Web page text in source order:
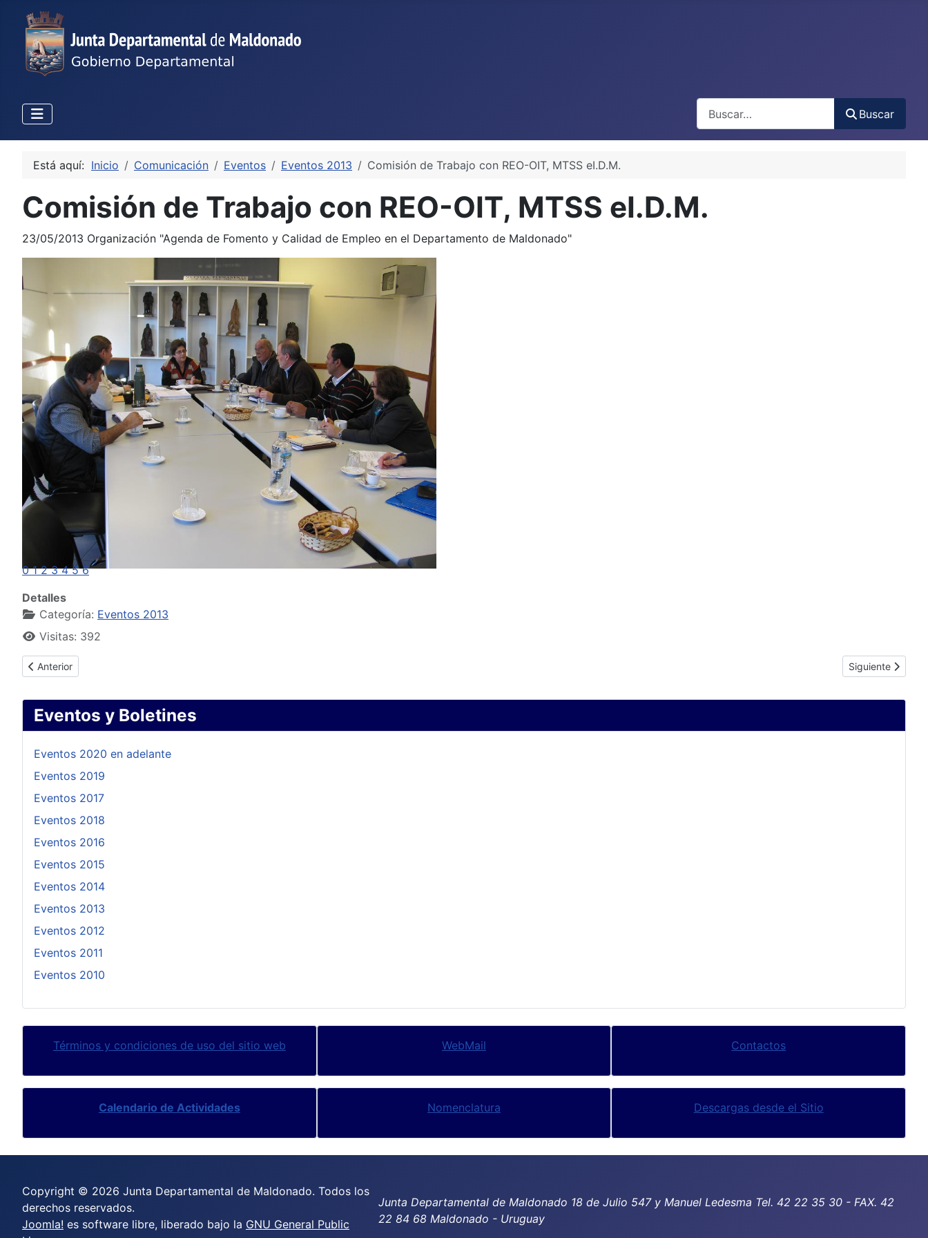
Buscar
Eventos y Boletines
Eventos 2020 en adelante
Eventos 2019
Eventos 2017
Eventos 2018
Eventos 2016
Eventos 2015
Eventos 2014
Eventos 2013
Eventos 2012
Eventos 2011
Eventos 2010
Está aquí: Inicio Comunicación Eventos Eventos 2013 Comisión de Trabajo con REO-OIT, MTSS eI.D.M.
Comisión de Trabajo con REO-OIT, MTSS eI.D.M.
23/05/2013 Organización "Agenda de Fomento y Calidad de Empleo en el Departamento de Maldonado"
0123456
Detalles
Categoría: Eventos 2013
Visitas: 392
Artículo anterior: HOMENAJE: “Al Esc. Pedro Zuasnabar ex-Edil y Presidente de este Legislativo”
Anterior Artículo
Siguiente
Términos y condiciones de uso del sitio web WebMail Contactos
Calendario de Actividades Nomenclatura Descargas desde el Sitio
Copyright © 2026 Junta Departamental de Maldonado. Todos los
derechos reservados.
Joomla! es software libre, liberado bajo la GNU General Public
Junta Departamental de Maldonado 18 de Julio 547 y Manuel Ledesma Tel. 42 22 35 30 - FAX. 42
22 84 68 Maldonado - Uruguay